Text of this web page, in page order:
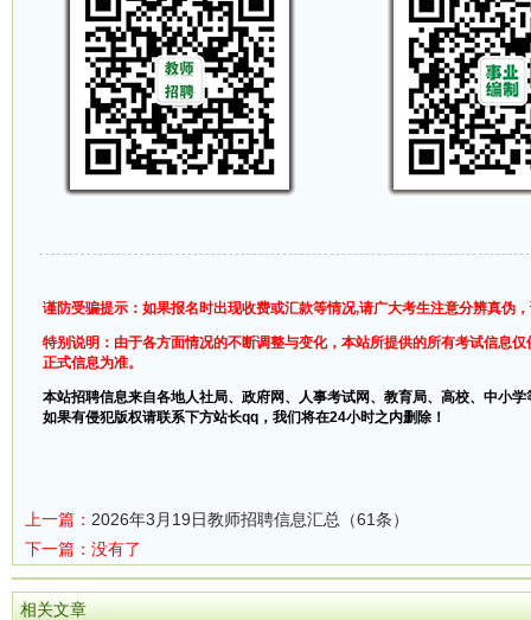
谨防受骗提示：如果报名时出现收费或汇款等情况,请广大考生注意分辨真伪
特别说明：由于各方面情况的不断调整与变化，本站所提供的所有考试信息
正式信息为准。
本站招聘信息来自各地人社局、政府网、人事考试网、教育局、高校、中小
如果有侵犯版权请联系下方站长qq，我们将在24小时之内删除！
上一篇： 2026年3月19日教师招聘信息汇总（61条）
下一篇：没有了
相关文章